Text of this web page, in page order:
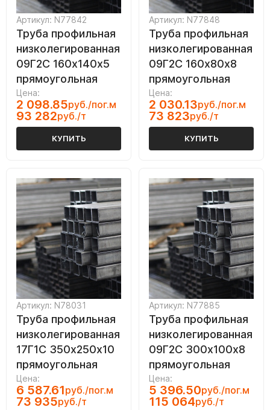
Артикул: N77842
Труба профильная
низколегированная
09Г2С 160х140х5
прямоугольная
Цена:
2 098.85руб./пог.м
93 282руб./т
КУПИТЬ
Артикул: N77848
Труба профильная
низколегированная
09Г2С 160х80х8
прямоугольная
Цена:
2 030.13руб./пог.м
73 823руб./т
КУПИТЬ
Артикул: N78031
Труба профильная
низколегированная
17Г1С 350х250х10
прямоугольная
Цена:
6 587.61руб./пог.м
73 935руб./т
Артикул: N77885
Труба профильная
низколегированная
09Г2С 300х100х8
прямоугольная
Цена:
5 396.50руб./пог.м
115 064руб./т